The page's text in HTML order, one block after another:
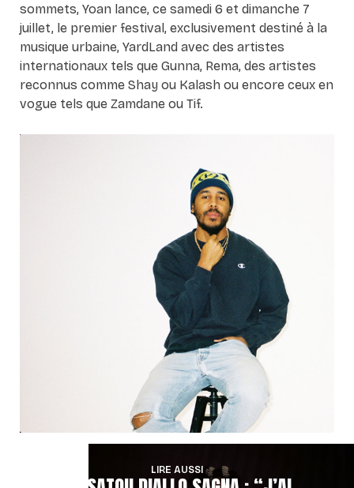
sommets, Yoan lance, ce samedi 6 et dimanche 7
juillet, le premier festival, exclusivement destiné à la
musique urbaine, YardLand avec des artistes
internationaux tels que Gunna, Rema, des artistes
reconnus comme Shay ou Kalash ou encore ceux en
vogue tels que Zamdane ou Tif.
LIRE AUSSI